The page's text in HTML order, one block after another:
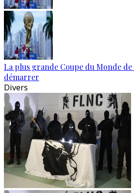
La plus grande Coupe du Monde de
démarrer
Divers